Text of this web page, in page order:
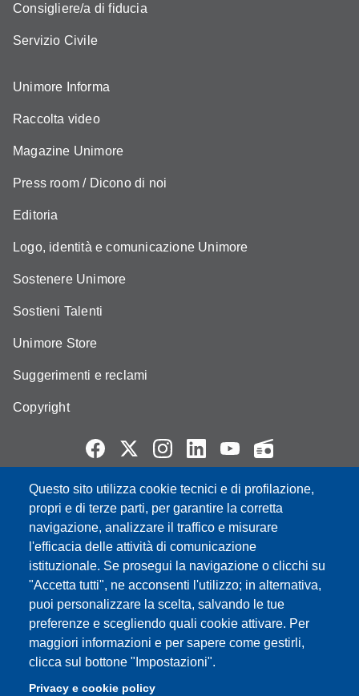
Questo sito utilizza cookie tecnici e di profilazione,
propri e di terze parti, per garantire la corretta
navigazione, analizzare il traffico e misurare
l'efficacia delle attività di comunicazione
istituzionale. Se prosegui la navigazione o clicchi su
"Accetta tutti", ne acconsenti l'utilizzo; in alternativa,
puoi personalizzare la scelta, salvando le tue
preferenze e scegliendo quali cookie attivare. Per
maggiori informazioni e per sapere come gestirli,
clicca sul bottone "Impostazioni".
Privacy e cookie policy
Consigliere/a di fiducia
Servizio Civile
Unimore Informa
Raccolta video
Magazine Unimore
Press room / Dicono di noi
Editoria
Logo, identità e comunicazione Unimore
Sostenere Unimore
Sostieni Talenti
Unimore Store
Suggerimenti e reclami
Copyright
Partita IVA: 00427620364
e-mail: urp@unimore.it
PEC: primo contatto: urp@pec.unimore.it
Indirizzo ReGIndE per notifica Atti Processuali:
direzionelegale@pec.unimore.it
Sede di Modena: Via Università 4, 41121 Modena, Tel. 059
2056511 - Fax 059 245156
Sede di Reggio Emilia: Viale A. Allegri 9, 42121 Reggio
Emilia, Tel. 0522 523041 - Fax 0522 523045